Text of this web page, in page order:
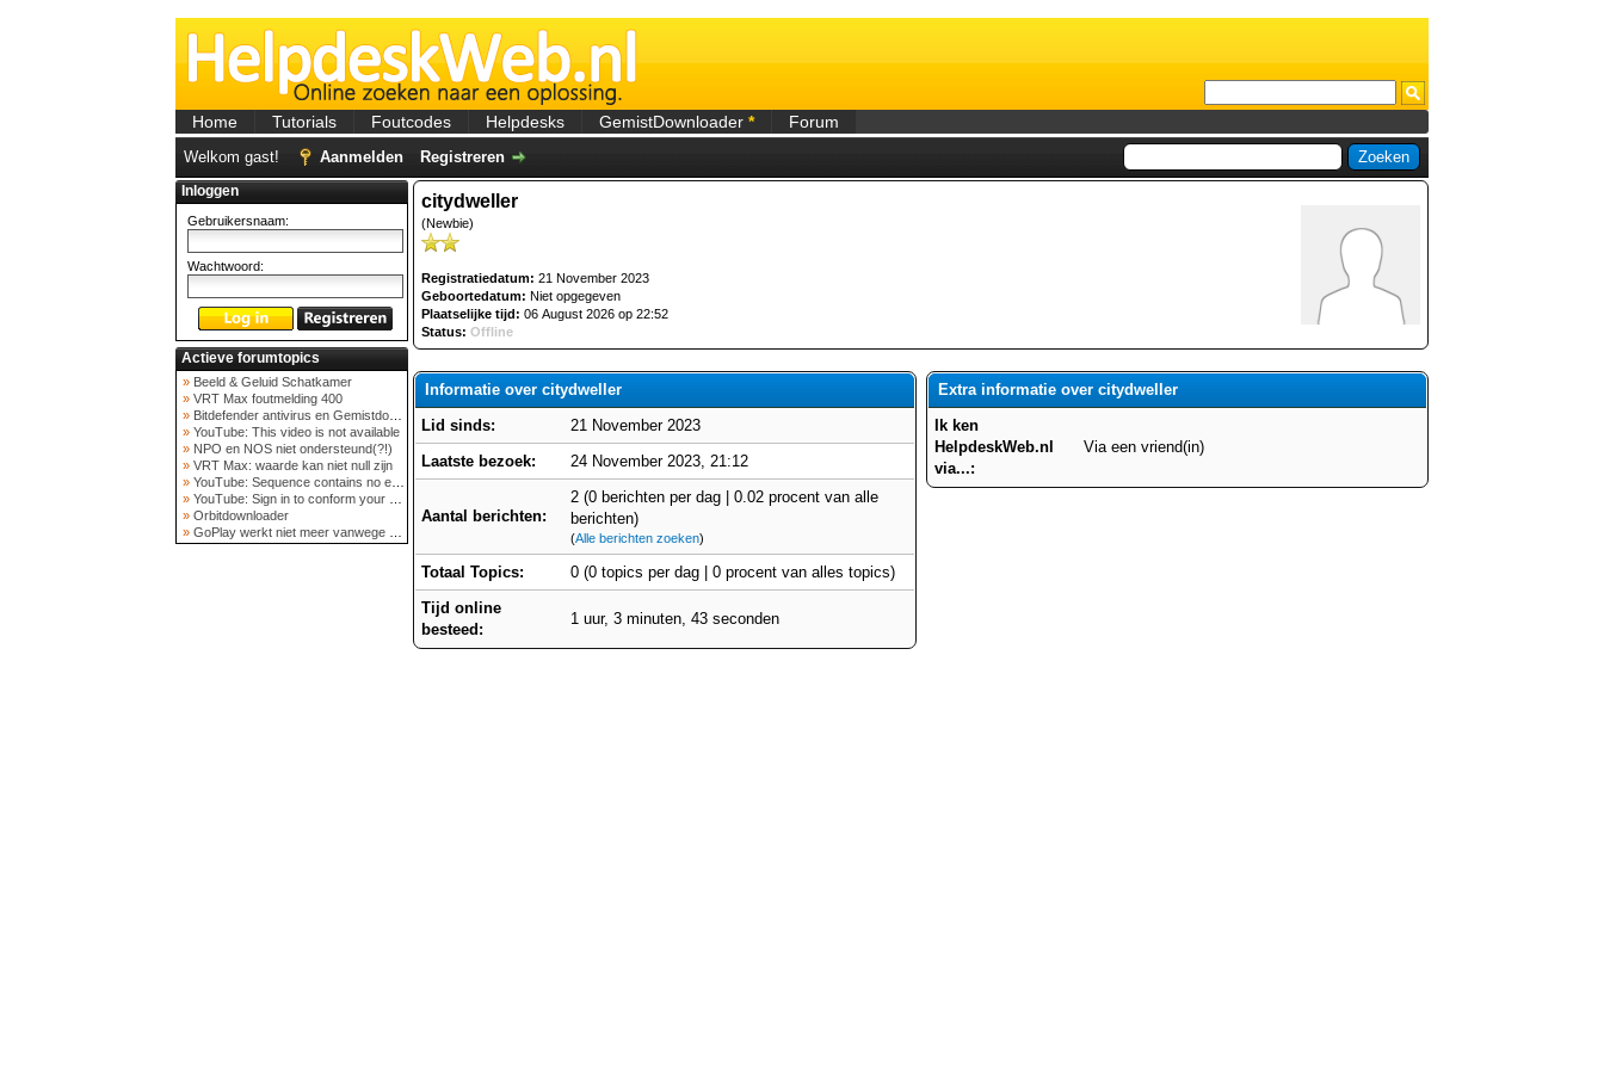
Home Tutorials Foutcodes Helpdesks GemistDownloader * Forum
Welkom gast! Aanmelden Registreren
Inloggen
Gebruikersnaam:
Wachtwoord:
Actieve forumtopics
» Beeld & Geluid Schatkamer
» VRT Max foutmelding 400
» Bitdefender antivirus en Gemistdowloader
» YouTube: This video is not available
» NPO en NOS niet ondersteund(?!)
» VRT Max: waarde kan niet null zijn
» YouTube: Sequence contains no elements
» YouTube: Sign in to conform your not a bot
» Orbitdownloader
» GoPlay werkt niet meer vanwege nieuwe webadres
citydweller
(Newbie)
Registratiedatum: 21 November 2023
Geboortedatum: Niet opgegeven
Plaatselijke tijd: 06 August 2026 op 22:52
Status: Offline
Informatie over citydweller
Lid sinds:
21 November 2023
Laatste bezoek:
24 November 2023, 21:12
Aantal berichten:
2 (0 berichten per dag | 0.02 procent van alle
berichten)
(Alle berichten zoeken)
Totaal Topics:
0 (0 topics per dag | 0 procent van alles topics)
Tijd online
besteed:
1 uur, 3 minuten, 43 seconden
Extra informatie over citydweller
Ik ken
HelpdeskWeb.nl
via...:
Via een vriend(in)